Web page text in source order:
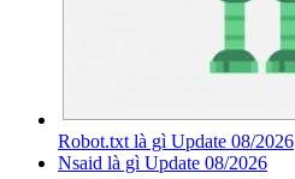
Robot.txt là gì Update 08/2026
Nsaid là gì Update 08/2026